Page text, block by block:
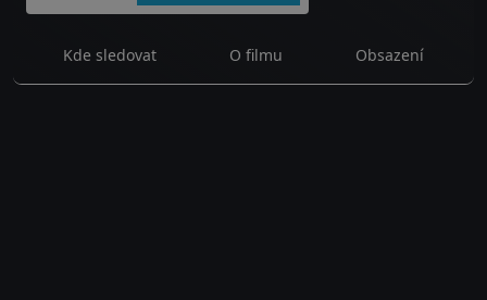
Kde sledovat O filmu Obsazení